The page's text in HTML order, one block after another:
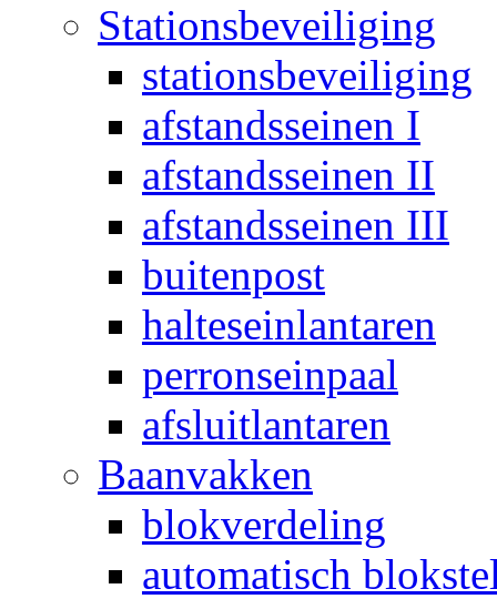
Stationsbeveiliging
stationsbeveiliging
afstandsseinen I
afstandsseinen II
afstandsseinen III
buitenpost
halteseinlantaren
perronseinpaal
afsluitlantaren
Baanvakken
blokverdeling
automatisch